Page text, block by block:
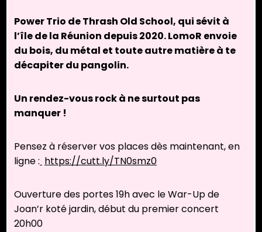
Power Trio de Thrash Old School, qui sévit à
l’île de la Réunion depuis 2020. LomoR envoie
du bois, du métal et toute autre matière à te
décapiter du pangolin.
Un rendez-vous rock à ne surtout pas
manquer !
Pensez à réserver vos places dès maintenant, en
ligne : https://cutt.ly/TN0smz0
Ouverture des portes 19h avec le War-Up de
Joan’r koté jardin, début du premier concert
20h00